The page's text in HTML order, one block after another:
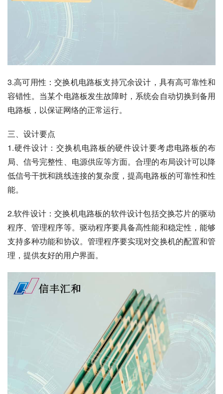
3.高可用性：交换机电路板支持冗余设计，具有高可靠性和
容错性。当某个电路板发生故障时，系统会自动切换到备用
电路板，以保证网络的正常运行。
三、设计要点
1.硬件设计：交换机电路板的硬件设计要考虑电路板的布
局、信号完整性、电源供应等方面。合理的布局设计可以降
低信号干扰和跳线连接的复杂度，提高电路板的可靠性和性
能。
2.软件设计：交换机电路板的软件设计包括交换芯片的驱动
程序、管理程序等。驱动程序要具备高性能和稳定性，能够
支持多种功能和协议。管理程序要实现对交换机的配置和管
理，提供友好的用户界面。